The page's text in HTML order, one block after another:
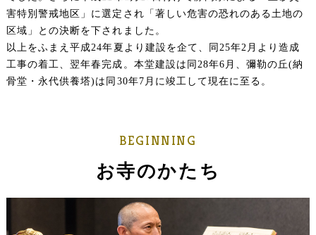
害特別警戒地区」に選定され「著しい危害の恐れのある土地の
区域」との決断を下されました。
以上をふまえ平成24年夏より建設を企て、同25年2月より造成
工事の着工、翌年春完成。本堂建設は同28年6月、彌勒の丘(納
骨堂・永代供養塔)は同30年7月に竣工して現在に至る。
BEGINNING
お寺のかたち